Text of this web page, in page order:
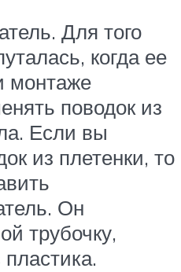
Для того
когда ее
монтаже
поводок из
Если вы
из плетенки, то
Он
трубочку,